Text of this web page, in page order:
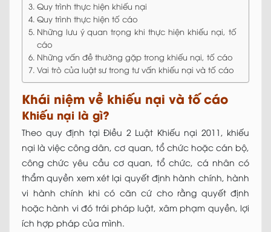
Quy trình thực hiện khiếu nại
Quy trình thực hiện tố cáo
Những lưu ý quan trọng khi thực hiện khiếu nại, tố
cáo
Những vấn đề thường gặp trong khiếu nại, tố cáo
Vai trò của luật sư trong tư vấn khiếu nại và tố cáo
Khái niệm về khiếu nại và tố cáo
Khiếu nại là gì?
Theo quy định tại Điều 2 Luật Khiếu nại 2011, khiếu
nại là việc công dân, cơ quan, tổ chức hoặc cán bộ,
công chức yêu cầu cơ quan, tổ chức, cá nhân có
thẩm quyền xem xét lại quyết định hành chính, hành
vi hành chính khi có căn cứ cho rằng quyết định
hoặc hành vi đó trái pháp luật, xâm phạm quyền, lợi
ích hợp pháp của mình.